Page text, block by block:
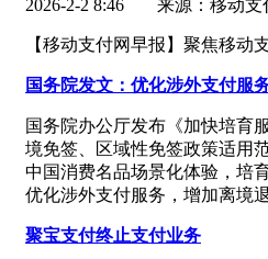
2026-2-2 8:46 来源：移动支
【移动支付网早报】聚焦移动
国务院发文：优化涉外支付服
国务院办公厅发布《加快培育
境免签、区域性免签政策适用
中国消费名品场景化体验，培
优化涉外支付服务，增加离境
聚宝支付终止支付业务